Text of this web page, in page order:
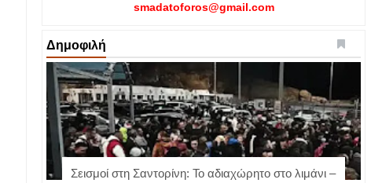
smadatoforos@gmail.com
Δημοφιλή
Σεισμοί στη Σαντορίνη: Το αδιαχώρητο στο λιμάνι –